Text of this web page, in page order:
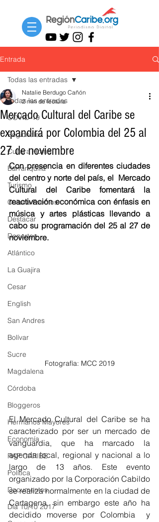
Entrada
Todas las entradas
COVID-19
Regionales
Cultura Home
Barranquilla
Turismo
Cultura Eventos
Destacar
Deportes
Atlántico
La Guajira
Cesar
English
San Andres
Bolívar
Sucre
Magdalena
Córdoba
Bloggeros
Hermanos Mayores
Economía
RAP CARIBE
Política
Documentos
Día 10/10 2017
Todas las entradas
Mercado Cultural del Caribe se
expandirá por Colombia del 25 al
27 de noviembre
Natalie Berdugo Cañón
2 min de lectura
Con presencia en diferentes ciudades
del centro y norte del país, el  Mercado
Cultural del Caribe fomentará la
reactivación económica con énfasis en
música y artes plásticas llevando a
cabo su programación del 25 al 27 de
noviembre.
Fotografía: MCC 2019
El Mercado Cultural del Caribe se ha
caracterizado por ser un mercado de
vanguardia, que ha marcado la
agenda local, regional y nacional a lo
largo de 13 años. Este evento
organizado por la Corporación Cabildo
se realiza normalmente en la ciudad de
Cartagena, sin embargo este año ha
decidido moverse por Colombia  y